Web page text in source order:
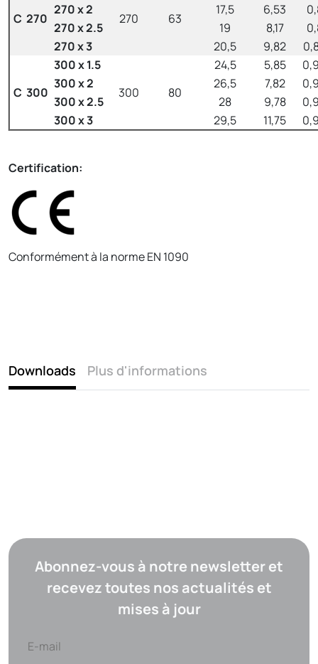
C 270
270
63
270 x 2
17,5 6,53
270 x 2.5
19 8,17
270 x 3
20,5 9,82
C 300
300 x 1.5
300
80
24,5 5,85
300 x 2
26,5 7,82
300 x 2.5
28 9,78
300 x 3
29,5 11,75
Certification:
Conformément à la norme EN 1090
Downloads Plus d'informations
Abonnez-vous à notre newsletter et
recevez toutes nos actualités et
mises à jour